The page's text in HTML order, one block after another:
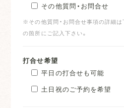
その他質問・お問合せ
※その他質問・お問合せ事項の詳細は
の箇所にご記入下さい。
打合せ希望
平日の打合せも可能
土日祝のご予約を希望